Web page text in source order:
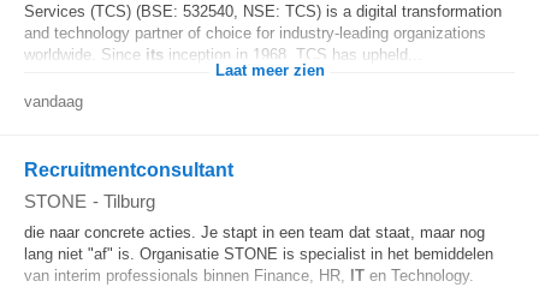
Services (TCS) (BSE: 532540, NSE: TCS) is a digital transformation
and technology partner of choice for industry-leading organizations
worldwide. Since its inception in 1968, TCS has upheld...
Laat meer zien
vandaag
Recruitmentconsultant
STONE - Tilburg
die naar concrete acties. Je stapt in een team dat staat, maar nog
lang niet "af" is. Organisatie STONE is specialist in het bemiddelen
van interim professionals binnen Finance, HR, IT en Technology.